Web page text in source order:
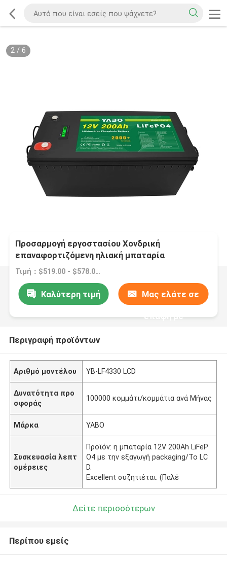
2/ 6
Προσαρμογή εργοστασίου Χονδρική
επαναφορτιζόμενη ηλιακή μπαταρία
αποθήκευσης 12V Li Ion προς πώληση
Τιμή：$519.00 - $578.00/pieces
Καλύτερη τιμή Μας ελάτε σε
επαφή με
Περιγραφή προϊόντων
Αριθμό μοντέλου YB-LF4330 LCD
Δυνατότητα προ
σφοράς
100000 κομμάτι/κομμάτια ανά Μήνας
Μάρκα YABO
Συσκευασία λεπτ
ομέρειες
Προϊόν: η μπαταρία 12V 200Ah LiFeP
O4 με την εξαγωγή packaging/To LC
D.
Excellent συζητιέται. (Παλέ
Δείτε περισσότερων
Περίπου εμείς